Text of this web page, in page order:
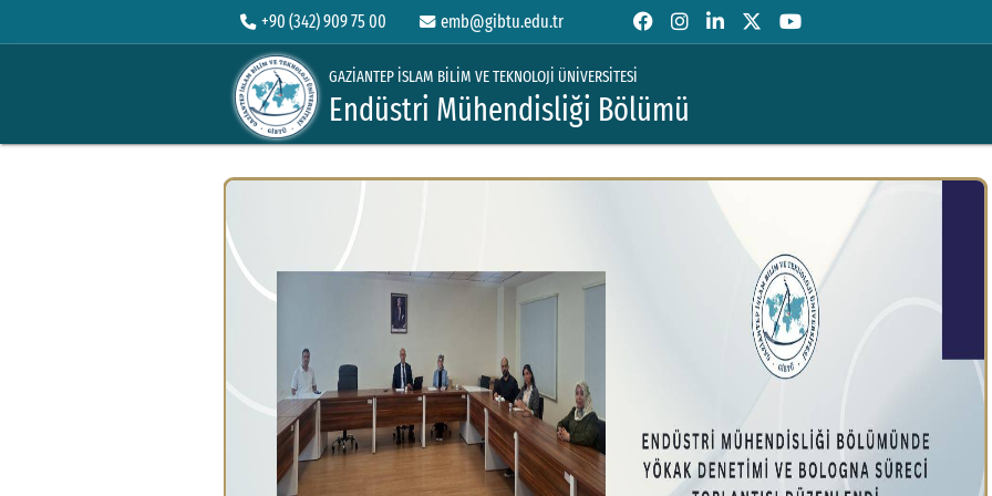
+90 (342) 909 75 00 emb@gibtu.edu.tr
GAZİANTEP İSLAM BİLİM VE TEKNOLOJİ ÜNİVERSİTESİ
Endüstri Mühendisliği Bölümü